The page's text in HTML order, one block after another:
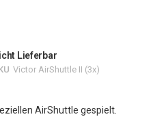
Lieferbar
Victor AirShuttle II (3x)
AirShuttle gespielt.